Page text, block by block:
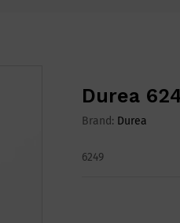
Durea
Brand: Durea
6249